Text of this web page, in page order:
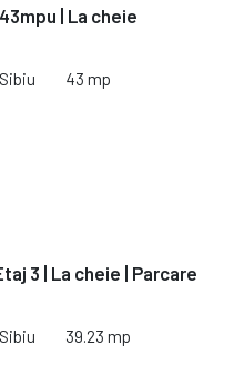
| La cheie
43 mp
3 | La cheie | Parcare
39.23 mp